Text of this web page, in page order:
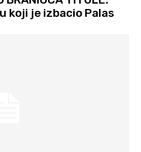
koji je izbacio Palas